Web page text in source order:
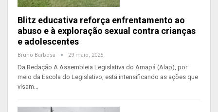
Blitz educativa reforça enfrentamento ao
abuso e à exploração sexual contra crianças
e adolescentes
Bruno Barbosa 29 maio, 2025
Da Redação A Assembleia Legislativa do Amapá (Alap), por
meio da Escola do Legislativo, está intensificando as ações que
visam…